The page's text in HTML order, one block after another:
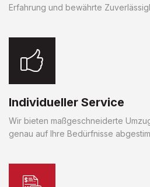
Erfahrung und bewährte
Individueller Service
Wir bieten maßgeschneiderte
genau auf Ihre Bedürfnisse